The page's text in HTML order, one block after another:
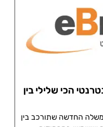
הכי שלילי בין
החדשה שתורכב בין